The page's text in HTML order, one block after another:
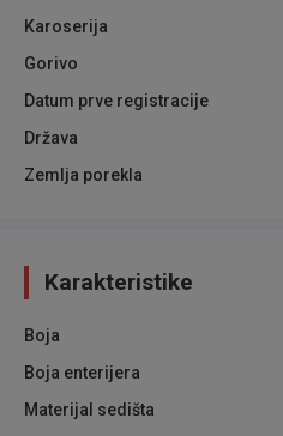
Karoserija
Gorivo
Datum prve registracije
Država
Zemlja porekla
Karakteristike
Boja
Boja enterijera
Materijal sedišta